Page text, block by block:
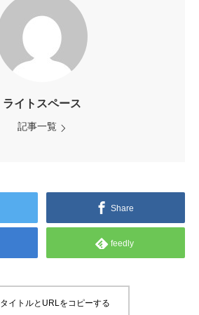
ライトスペース
記事一覧
Share
feedly
イトルとURLをコピーする